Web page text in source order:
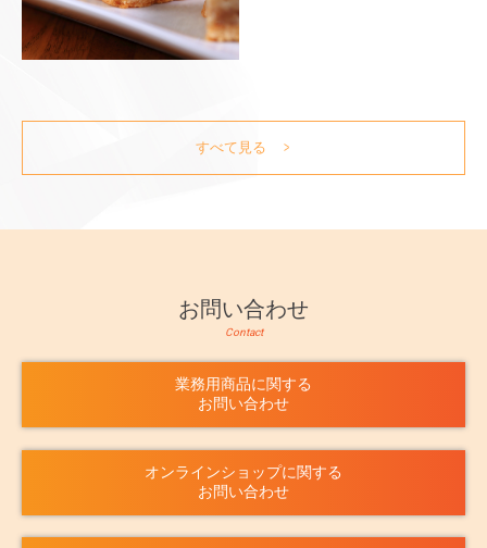
すべて見る
お問い合わせ
Contact
業務用商品に関する
お問い合わせ
オンラインショップに関する
お問い合わせ